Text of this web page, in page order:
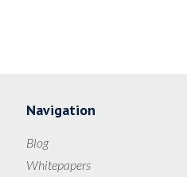
Navigation
Blog
Whitepapers